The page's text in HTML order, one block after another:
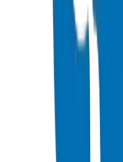
Certification Multi-Normes
Normes & Conformité
performance efficace et